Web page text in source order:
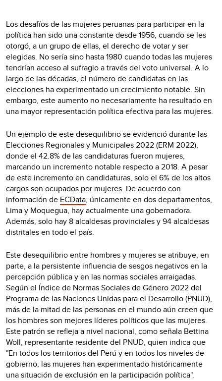
Los desafíos de las mujeres peruanas para participar en la
política han sido una constante desde 1956, cuando se les
otorgó, a un grupo de ellas, el derecho de votar y ser
elegidas. No sería sino hasta 1980 cuando todas las mujeres
tendrían acceso al sufragio a través del voto universal. A lo
largo de las décadas, el número de candidatas en las
elecciones ha experimentado un crecimiento notable. Sin
embargo, este aumento no necesariamente ha resultado en
una mayor representación política efectiva para las mujeres.
Un ejemplo de este desequilibrio se evidenció durante las
Elecciones Regionales y Municipales 2022 (ERM 2022),
donde el 42.8% de las candidaturas fueron mujeres,
marcando un incremento notable respecto a 2018. A pesar
de este incremento en candidaturas, solo el 6% de los altos
cargos son ocupados por mujeres. De acuerdo con
información de ECData, únicamente en dos departamentos,
Lima y Moquegua, hay actualmente una gobernadora.
Además, solo hay 8 alcaldesas provinciales y 94 alcaldesas
distritales en todo el país.
Este desequilibrio entre hombres y mujeres se atribuye, en
parte, a la persistente influencia de sesgos negativos en la
percepción pública y en las normas sociales arraigadas.
Según el Índice de Normas Sociales de Género 2022 del
Programa de las Naciones Unidas para el Desarrollo (PNUD),
más de la mitad de las personas en el mundo aún creen que
los hombres son mejores líderes políticos que las mujeres.
Este patrón se refleja a nivel nacional, como señala Bettina
Woll, representante residente del PNUD, quien indica que
"En todos los territorios del Perú y en todos los niveles de
gobierno, las mujeres han experimentado históricamente
una situación de exclusión en la participación política".